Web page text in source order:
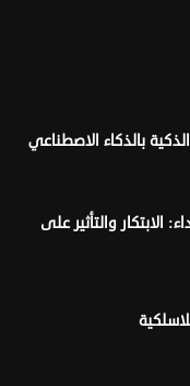
بالذكاء الاصطناعي
الابتكار والتأثير على